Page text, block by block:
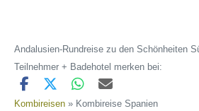
Andalusien-Rundreise zu den Schönheiten
Teilnehmer + Badehotel merken bei:
Kombireisen » Kombireise Spanien